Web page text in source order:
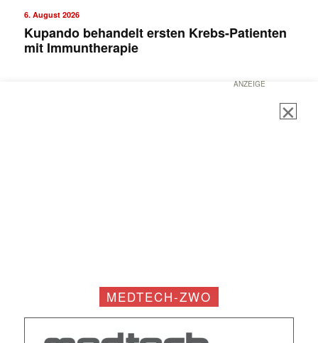
6. August 2026
Kupando behandelt ersten Krebs-Patienten
mit Immuntherapie
ANZEIGE
MEDTECH-ZWO